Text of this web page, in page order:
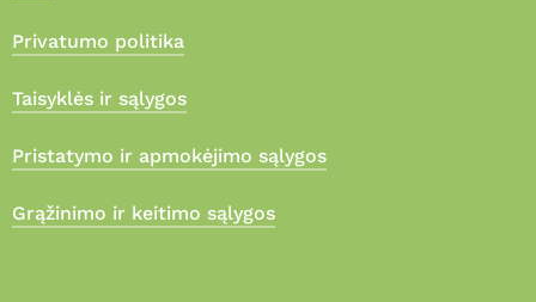
Privatumo politika
Taisyklės ir sąlygos
Pristatymo ir apmokėjimo sąlygos
Grąžinimo ir keitimo sąlygos